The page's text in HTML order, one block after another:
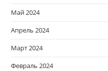
Май 2024
Апрель 2024
Март 2024
Февраль 2024